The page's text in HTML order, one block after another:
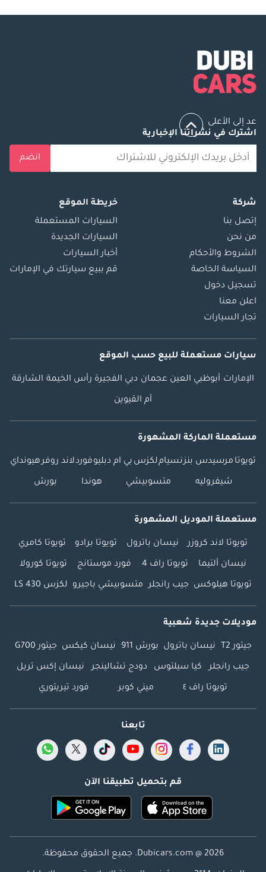
عد إلى الأعلى
اشترك في نشراتنا الإخبارية
انضم
شركة
إتصل بنا
من نحن
الشروط والأحكام
السياسة الخاصة
تسجيل دخول
اعلن معنا
تجار السيارات
خريطة الموقع
السيارات المستعملة
السيارات الجديدة
أخبار السيارات
قم ببيع سيارتك في الإمارات
سيارات مستعملة للبيع حسب الموقع
الإمارات أبوظبي العين عجمان دبي الفجيرة رأس الخيمة الشارقة
أم القيوين
مستعملة الماركة المشهورة
تويوتا مرسيدس بنزنسياملكزس بي ام دبليوفوردلاند روفرهيونداي
شيفروليه متسوبيشي هوندا بورش
مستعملة الموديل المشهورة
تويوتا لاند كروزر نيسان باترول تويوتا برادو تويوتا كامري
نيسان ألتيما تويوتا راف 4 فورد موستانج تويوتا كورولا
تويوتا هيلوكس جيب رانجلر متسوبيشي باجيرو لكزس LS 430
موديلات جديدة شعبية
جيتور T2 نيسان باترول بورش 911 نيسان كيكس جيتور G700
جيب رانجلر كيا سيلتوس دودج تشالينجر نيسان إكس تريل
تويوتا راف ٤ ميني كوبر فورد تيريتوري
تابعنا
قم بتحميل تطبيقنا الآن
Dubicars.com @ 2026. جميع الحقوق محفوظة.